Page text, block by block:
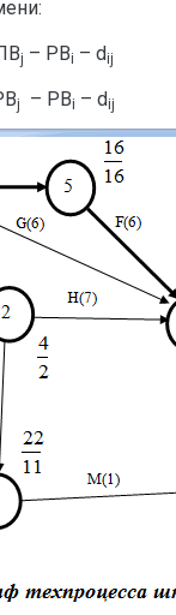
j – РВi – dij
j – РВi – dij